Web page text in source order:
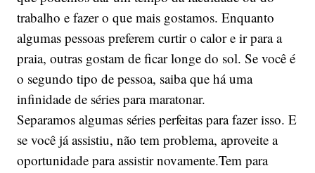
trabalho e fazer o que mais gostamos. Enquanto
algumas pessoas preferem curtir o calor e ir para a
praia, outras gostam de ficar longe do sol. Se você é
o segundo tipo de pessoa, saiba que há uma
infinidade de séries para maratonar.
Separamos algumas séries perfeitas para fazer isso. E
se você já assistiu, não tem problema, aproveite a
oportunidade para assistir novamente.Tem para